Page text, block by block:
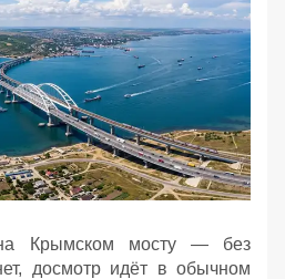
на Крымском мосту — без
досмотр идёт в обычном